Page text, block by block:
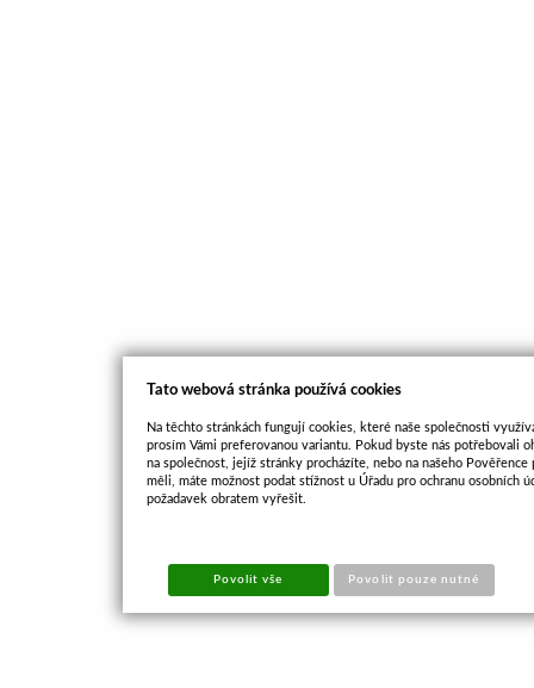
Tato webová stránka používá cookies
Na těchto stránkách fungují cookies, které naše společnosti
prosím Vámi preferovanou variantu. Pokud byste nás potřebovali
na společnost, jejíž stránky procházíte, nebo na našeho
měli, máte možnost podat stížnost u Úřadu pro ochranu osobních
požadavek obratem vyřešit.
Povolit vše Povolit pouze nutné